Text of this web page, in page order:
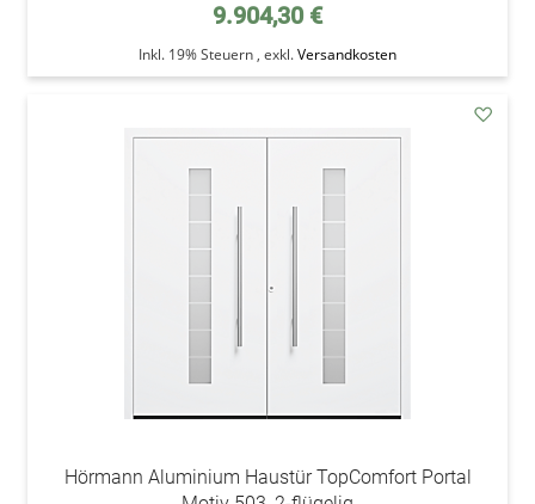
9.904,30 €
Inkl. 19% Steuern , exkl.Versandkosten
Hörmann Aluminium Haustür TopComfort Portal